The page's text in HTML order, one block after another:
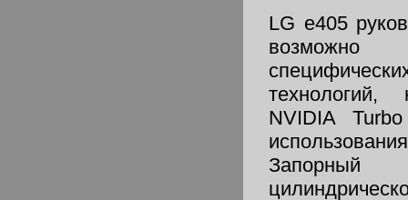
LG e405
технологий,
NVIDIA